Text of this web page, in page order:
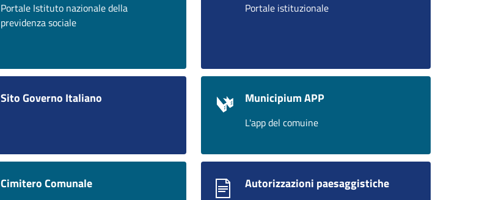
Portale Istituto nazionale della
previdenza sociale
Portale istituzionale
Sito Governo Italiano Municipium APP
L'app del comuine
Cimitero Comunale Autorizzazioni paesaggistiche